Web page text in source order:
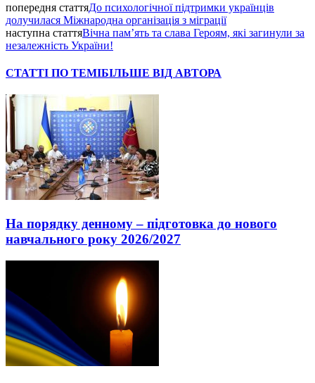
попередня статтяДо психологічної підтримки українців
долучилася Міжнародна організація з міграції
наступна статтяВічна пам’ять та слава Героям, які загинули за
незалежність України!
СТАТТІ ПО ТЕМІБІЛЬШЕ ВІД АВТОРА
На порядку денному – підготовка до нового
навчального року 2026/2027